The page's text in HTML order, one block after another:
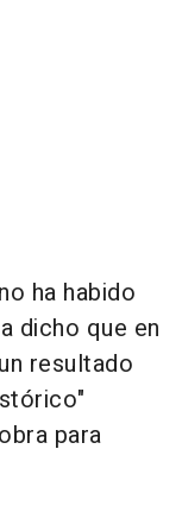
ha habido
dicho que en
resultado
para